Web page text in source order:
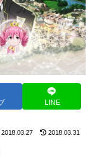
LINE
2018.03.27 2018.03.31